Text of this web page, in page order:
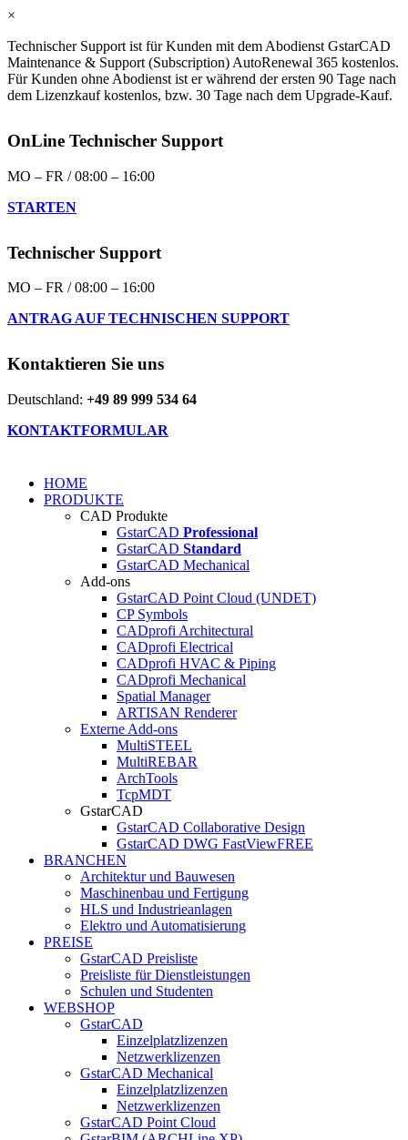
×
Technischer Support ist für Kunden mit dem Abodienst GstarCAD
Maintenance & Support (Subscription) AutoRenewal 365 kostenlos.
Für Kunden ohne Abodienst ist er während der ersten 90 Tage nach
dem Lizenzkauf kostenlos, bzw. 30 Tage nach dem Upgrade-Kauf.
OnLine Technischer Support
MO – FR / 08:00 – 16:00
STARTEN
Technischer Support
MO – FR / 08:00 – 16:00
ANTRAG AUF TECHNISCHEN SUPPORT
Kontaktieren Sie uns
Deutschland: +49 89 999 534 64
KONTAKTFORMULAR
HOME
PRODUKTE
CAD Produkte
GstarCAD Professional
GstarCAD Standard
GstarCAD Mechanical
Add-ons
GstarCAD Point Cloud (UNDET)
CP Symbols
CADprofi Architectural
CADprofi Electrical
CADprofi HVAC & Piping
CADprofi Mechanical
Spatial Manager
ARTISAN Renderer
Externe Add-ons
MultiSTEEL
MultiREBAR
ArchTools
TcpMDT
GstarCAD
GstarCAD Collaborative Design
GstarCAD DWG FastViewFREE
BRANCHEN
Architektur und Bauwesen
Maschinenbau und Fertigung
HLS und Industrieanlagen
Elektro und Automatisierung
PREISE
GstarCAD Preisliste
Preisliste für Dienstleistungen
Schulen und Studenten
WEBSHOP
GstarCAD
Einzelplatzlizenzen
Netzwerklizenzen
GstarCAD Mechanical
Einzelplatzlizenzen
Netzwerklizenzen
GstarCAD Point Cloud